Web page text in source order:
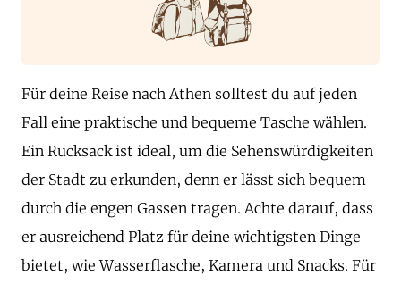
Für deine Reise nach Athen solltest du auf jeden
Fall eine praktische und bequeme Tasche wählen.
Ein Rucksack ist ideal, um die Sehenswürdigkeiten
der Stadt zu erkunden, denn er lässt sich bequem
durch die engen Gassen tragen. Achte darauf, dass
er ausreichend Platz für deine wichtigsten Dinge
bietet, wie Wasserflasche, Kamera und Snacks. Für